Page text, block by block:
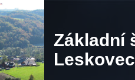
Základní